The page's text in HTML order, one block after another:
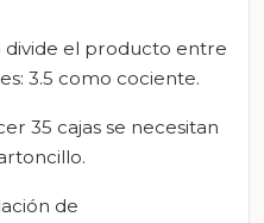
divide el producto entre
3.5 como cociente.
35 cajas se necesitan
de